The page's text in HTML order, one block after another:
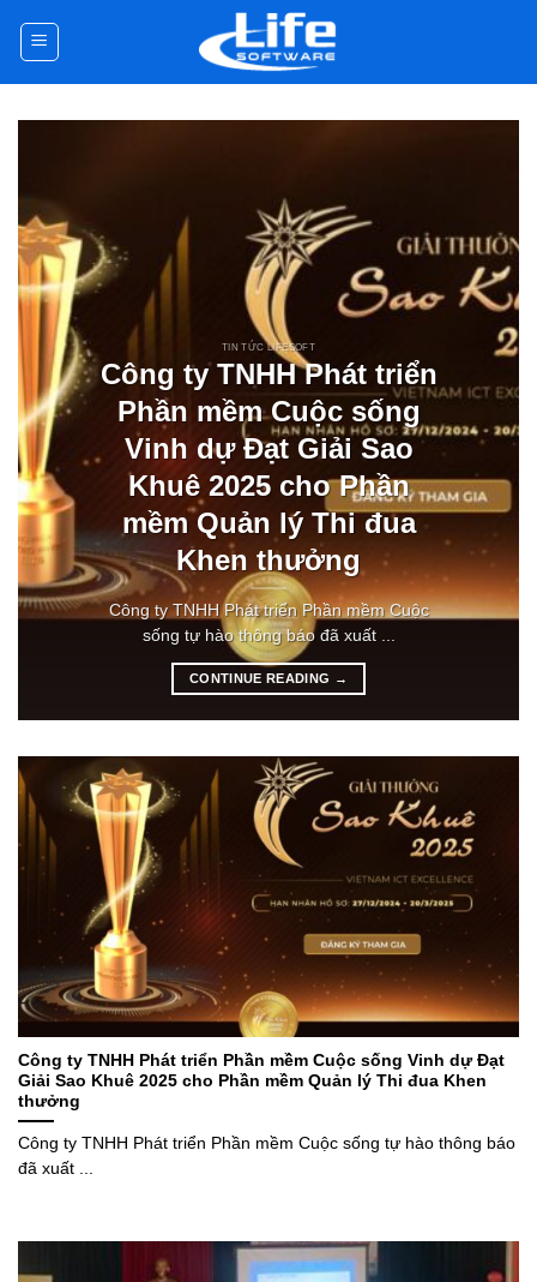
TIN TỨC LIFESOFT
Công ty TNHH Phát triển
Phần mềm Cuộc sống
Vinh dự Đạt Giải Sao
Khuê 2025 cho Phần
mềm Quản lý Thi đua
Khen thưởng
Công ty TNHH Phát triển Phần mềm Cuộc
sống tự hào thông báo đã xuất ...
CONTINUE READING →
Công ty TNHH Phát triển Phần mềm Cuộc sống Vinh dự Đạt
Giải Sao Khuê 2025 cho Phần mềm Quản lý Thi đua Khen
thưởng
Công ty TNHH Phát triển Phần mềm Cuộc sống tự hào thông báo
đã xuất ...